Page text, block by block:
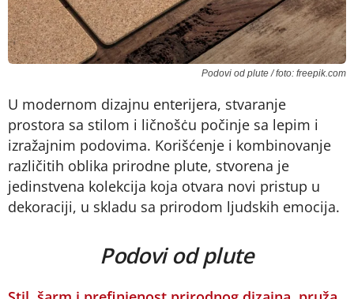
Podovi od plute / foto: freepik.com
U modernom dizajnu enterijera, stvaranje
prostora sa stilom i ličnošċu počinje sa lepim i
izražajnim podovima. Korišćenje i kombinovanje
različitih oblika prirodne plute, stvorena je
jedinstvena kolekcija koja otvara novi pristup u
dekoraciji, u skladu sa prirodom ljudskih emocija.
Podovi od plute